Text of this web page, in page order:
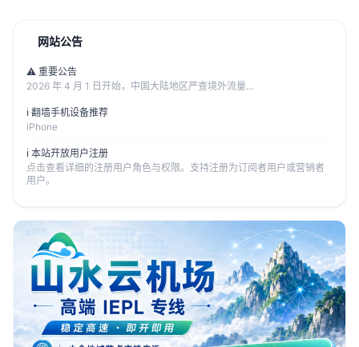
网站公告
⚠️ 重要公告
2026 年 4 月 1 日开始，中国大陆地区严查境外流量...
ℹ️ 翻墙手机设备推荐
iPhone
ℹ️ 本站开放用户注册
点击查看详细的注册用户角色与权限。支持注册为订阅者用户或营销者
用户。